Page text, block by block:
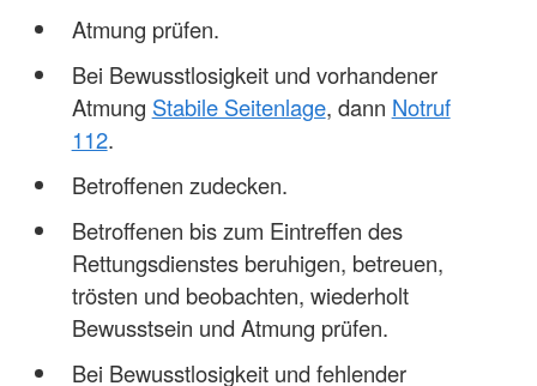
Atmung prüfen.
Bei Bewusstlosigkeit und vorhandener
Atmung Stabile Seitenlage, dann Notruf
112.
Betroffenen zudecken.
Betroffenen bis zum Eintreffen des
Rettungsdienstes beruhigen, betreuen,
trösten und beobachten, wiederholt
Bewusstsein und Atmung prüfen.
Bei Bewusstlosigkeit und fehlender